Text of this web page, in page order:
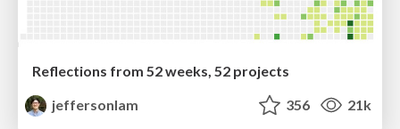
Reflections from 52 weeks, 52 projects
jeffersonlam
356 21k